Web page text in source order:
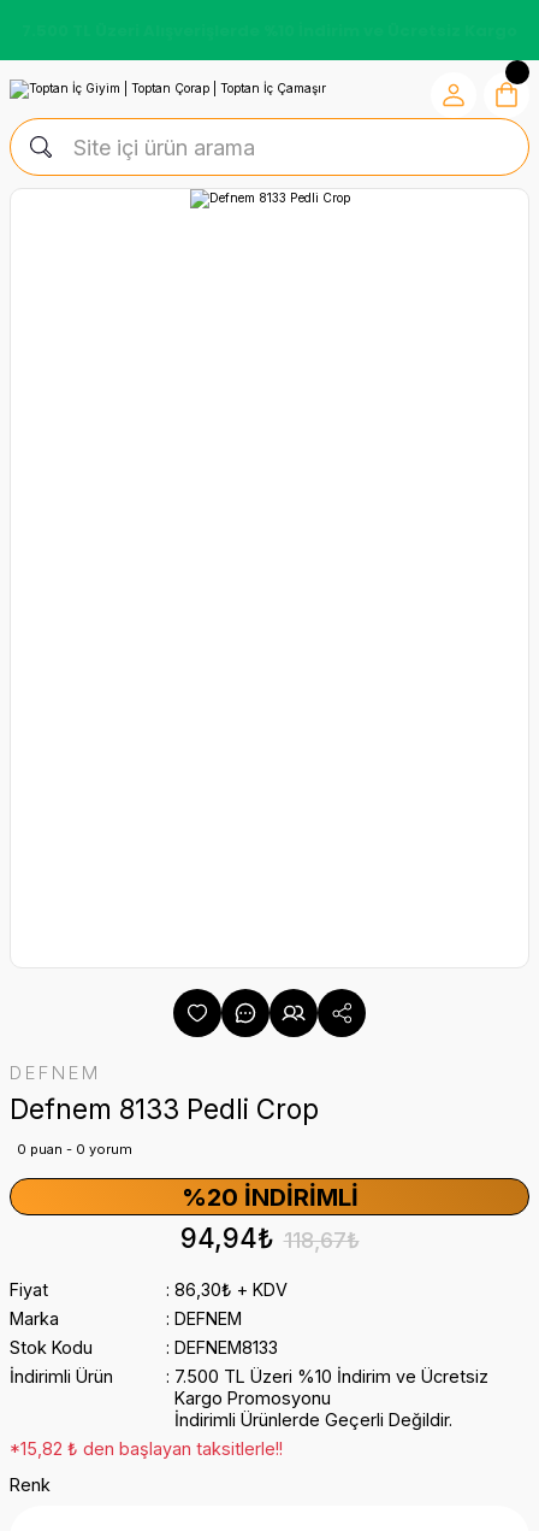
DEFNEM
Defnem 8133 Pedli Crop
0 puan - 0 yorum
%20 İNDIRIMLI
94,94₺ 118,67₺
Fiyat
86,30₺ + KDV
Marka
DEFNEM
Stok Kodu
DEFNEM8133
İndirimli Ürün
7.500 TL Üzeri %10 İndirim ve Ücretsiz
Kargo Promosyonu
İndirimli Ürünlerde Geçerli Değildir.
*15,82 ₺ den başlayan taksitlerle!!
Renk